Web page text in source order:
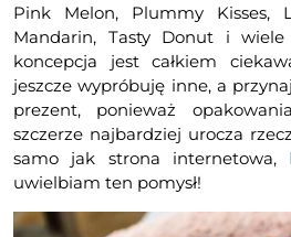
Pink Melon, Plummy Kisses,
Mandarin, Tasty Donut i
koncepcja jest całkiem
jeszcze wypróbuję inne, a
prezent, ponieważ
szczerze najbardziej urocza
samo jak strona internetowa,
uwielbiam ten pomysł!